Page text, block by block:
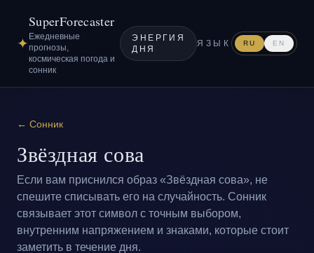
✦
SuperForecaster
Ежедневные
прогнозы,
космическая погода и
сонник
ЭНЕРГИЯ
ДНЯ
ЯЗЫК RU EN
← Сонник
Звёздная сова
Если вам приснился образ «Звёздная сова», не
спешите списывать его на случайность. Сонник
связывает этот символ с точным выбором,
внутренним напряжением и знаками, которые стоит
заметить в течение дня.